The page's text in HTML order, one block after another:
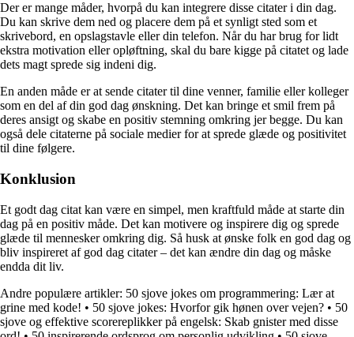
Der er mange måder, hvorpå du kan integrere disse citater i din dag.
Du kan skrive dem ned og placere dem på et synligt sted som et
skrivebord, en opslagstavle eller din telefon. Når du har brug for lidt
ekstra motivation eller opløftning, skal du bare kigge på citatet og lade
dets magt sprede sig indeni dig.
En anden måde er at sende citater til dine venner, familie eller kolleger
som en del af din god dag ønskning. Det kan bringe et smil frem på
deres ansigt og skabe en positiv stemning omkring jer begge. Du kan
også dele citaterne på sociale medier for at sprede glæde og positivitet
til dine følgere.
Konklusion
Et godt dag citat kan være en simpel, men kraftfuld måde at starte din
dag på en positiv måde. Det kan motivere og inspirere dig og sprede
glæde til mennesker omkring dig. Så husk at ønske folk en god dag og
bliv inspireret af god dag citater – det kan ændre din dag og måske
endda dit liv.
Andre populære artikler: 50 sjove jokes om programmering: Lær at
grine med kode! • 50 sjove jokes: Hvorfor gik hønen over vejen? • 50
sjove og effektive scorereplikker på engelsk: Skab gnister med disse